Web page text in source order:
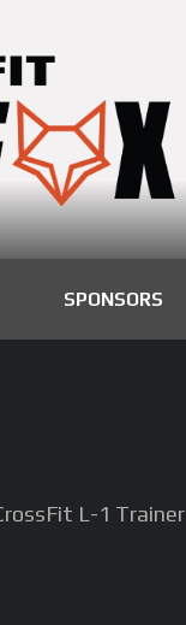
SPONSORS
L-1 Trainer